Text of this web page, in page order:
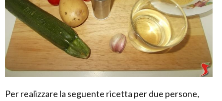
Per realizzare la seguente ricetta per due persone,